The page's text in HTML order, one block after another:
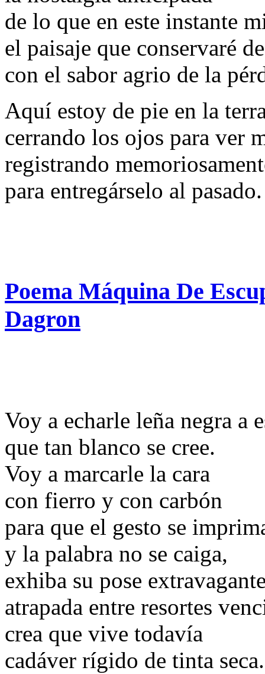
de lo que en este instante
el paisaje que conservaré
con el sabor agrio de la
Aquí estoy de pie en la
cerrando los ojos para ver
registrando
para entregárselo al pasado.
Poema Máquina De
Dagron
Voy a echarle leña negra a
que tan blanco se cree.
Voy a marcarle la cara
con fierro y con carbón
para que el gesto se
y la palabra no se caiga,
exhiba su pose
atrapada entre resortes
crea que vive todavía
cadáver rígido de tinta seca.